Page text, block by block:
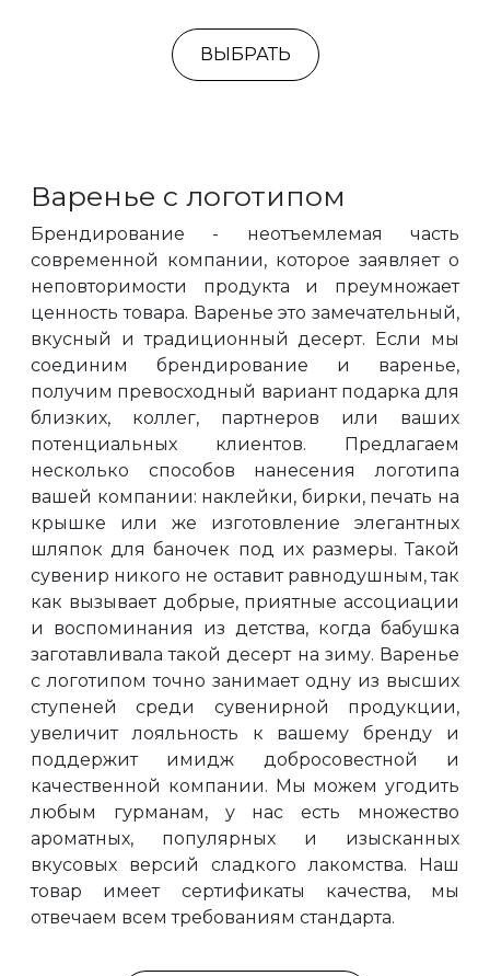
ВЫБРАТЬ
Варенье с логотипом
Брендирование - неотъемлемая часть
современной компании, которое заявляет о
неповторимости продукта и преумножает
ценность товара. Варенье это замечательный,
вкусный и традиционный десерт. Если мы
соединим брендирование и варенье,
получим превосходный вариант подарка для
близких, коллег, партнеров или ваших
потенциальных клиентов. Предлагаем
несколько способов нанесения логотипа
вашей компании: наклейки, бирки, печать на
крышке или же изготовление элегантных
шляпок для баночек под их размеры. Такой
сувенир никого не оставит равнодушным, так
как вызывает добрые, приятные ассоциации
и воспоминания из детства, когда бабушка
заготавливала такой десерт на зиму. Варенье
с логотипом точно занимает одну из высших
ступеней среди сувенирной продукции,
увеличит лояльность к вашему бренду и
поддержит имидж добросовестной и
качественной компании. Мы можем угодить
любым гурманам, у нас есть множество
ароматных, популярных и изысканных
вкусовых версий сладкого лакомства. Наш
товар имеет сертификаты качества, мы
отвечаем всем требованиям стандарта.